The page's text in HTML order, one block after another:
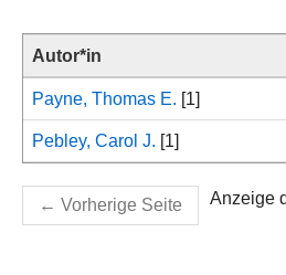
Autor*in
Payne, Thomas E. [1]
Pebley, Carol J. [1]
← Vorherige Seite
Anzeige